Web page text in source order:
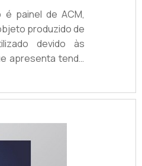
painel de ACM,
produzido de
devido às
apresenta tendo
a identidade
utilizado para a
BENEFÍCIOSO
de extrema